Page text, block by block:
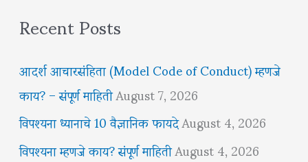
Recent Posts
आदर्श आचारसंहिता (Model Code of Conduct) म्हणजे
काय? – संपूर्ण माहितीAugust 7, 2026
विपश्यना ध्यानाचे 10 वैज्ञानिक फायदेAugust 4, 2026
विपश्यना म्हणजे काय? संपूर्ण माहितीAugust 4, 2026